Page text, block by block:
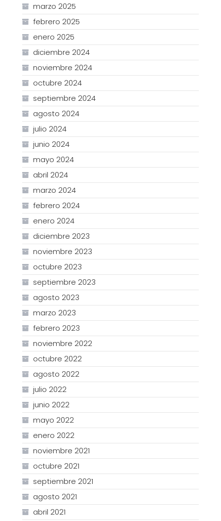
marzo 2025
febrero 2025
enero 2025
diciembre 2024
noviembre 2024
octubre 2024
septiembre 2024
agosto 2024
julio 2024
junio 2024
mayo 2024
abril 2024
marzo 2024
febrero 2024
enero 2024
diciembre 2023
noviembre 2023
octubre 2023
septiembre 2023
agosto 2023
marzo 2023
febrero 2023
noviembre 2022
octubre 2022
agosto 2022
julio 2022
junio 2022
mayo 2022
enero 2022
noviembre 2021
octubre 2021
septiembre 2021
agosto 2021
abril 2021